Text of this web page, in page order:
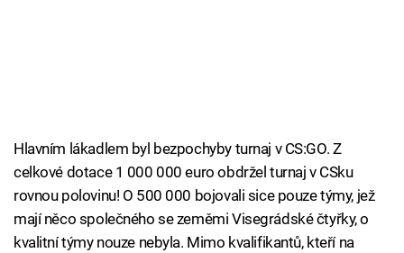
Hlavním lákadlem byl bezpochyby turnaj v CS:GO. Z
celkové dotace 1 000 000 euro obdržel turnaj v CSku
rovnou polovinu! O 500 000 bojovali sice pouze týmy, jež
mají něco společného se zeměmi Visegrádské čtyřky, o
kvalitní týmy nouze nebyla. Mimo kvalifikantů, kteří na